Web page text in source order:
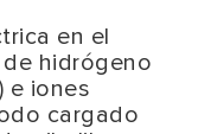
en el
hidrógeno
e iones
cargado